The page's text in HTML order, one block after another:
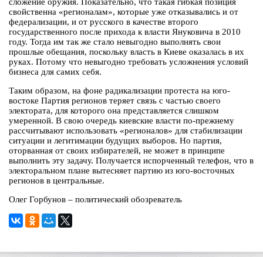
свойственна «регионалам», которые уже отказывались и от
федерализации, и от русского в качестве второго
государственного после прихода к власти Януковича в 2010
году. Тогда им так же стало невыгодно выполнять свои
прошлые обещания, поскольку власть в Киеве оказалась в их
руках. Потому что невыгодно требовать усложнения условий
бизнеса для самих себя.
Таким образом, на фоне радикализации протеста на юго-
востоке Партия регионов теряет связь с частью своего
электората, для которого она представляется слишком
умеренной. В свою очередь киевские власти по-прежнему
рассчитывают использовать «регионалов» для стабилизации
ситуации и легитимации будущих выборов. Но партия,
оторванная от своих избирателей, не может в принципе
выполнить эту задачу. Получается испорченный телефон, что в
электоральном плане вытесняет партию из юго-восточных
регионов в центральные.
Олег Горбунов – политический обозреватель